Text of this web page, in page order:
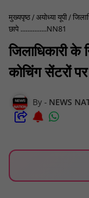
मुख्यपृष्ठ अयोध्या यूपी
छापे ...............NN81
जिलाधिकारी के
कोचिंग सेंटरों
NEWS